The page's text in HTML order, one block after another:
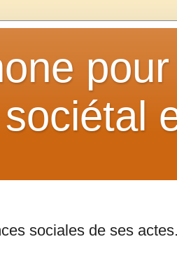
sociales de ses actes.